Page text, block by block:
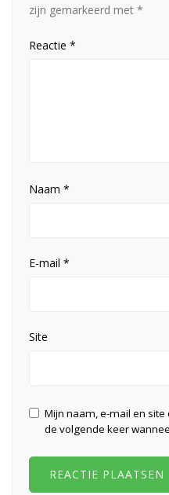
zijn gemarkeerd met *
Reactie *
Naam *
E-mail *
Site
Mijn naam, e-mail en
de volgende keer